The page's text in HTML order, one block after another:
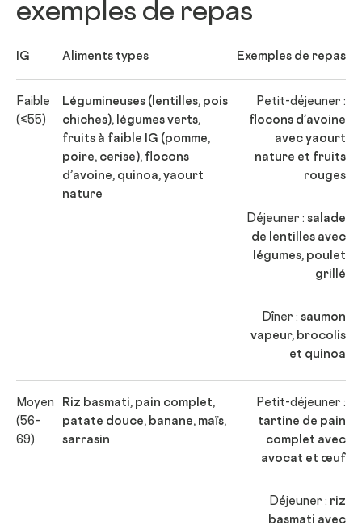
exemples de repas
IG Aliments types Exemples de repas
Faible
(≤55)
Légumineuses (lentilles, pois
chiches), légumes verts,
fruits à faible IG (pomme,
poire, cerise), flocons
d’avoine, quinoa, yaourt
nature
Petit-déjeuner :
flocons d’avoine
avec yaourt
nature et fruits
rouges
Déjeuner : salade
de lentilles avec
légumes, poulet
grillé
Dîner : saumon
vapeur, brocolis
et quinoa
Moyen
(56–
69)
Riz basmati, pain complet,
patate douce, banane, maïs,
sarrasin
Petit-déjeuner :
tartine de pain
complet avec
avocat et œuf
Déjeuner : riz
basmati avec